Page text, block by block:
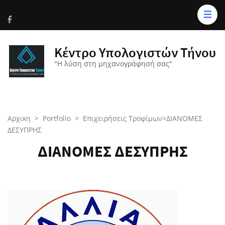
Κέντρο Υπολογιστών Τήνου
"Η λύση στη μηχανογράφησή σας"
Αρχικη > Portfolio > Επιχειρήσεις Τροφίμων>ΔΙΑΝΟΜΕΣ
ΔΕΣΥΠΡΗΣ
ΔΙΑΝΟΜΕΣ ΔΕΣΥΠΡΗΣ